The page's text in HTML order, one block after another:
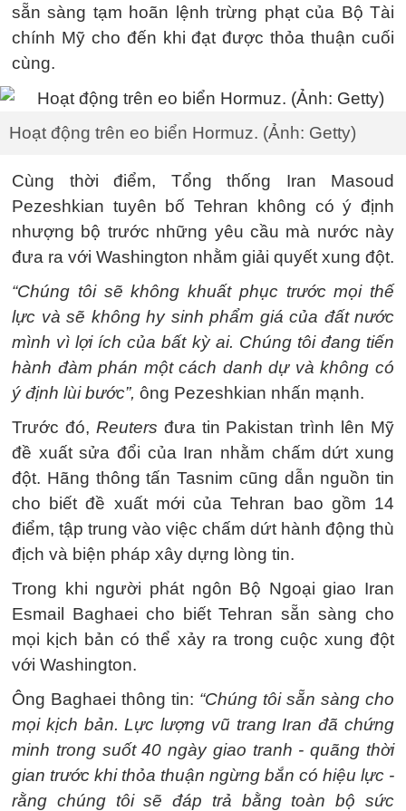
sẵn sàng tạm hoãn lệnh trừng phạt của Bộ Tài
chính Mỹ cho đến khi đạt được thỏa thuận cuối
cùng.
Hoạt động trên eo biển Hormuz. (Ảnh: Getty)
Cùng thời điểm, Tổng thống Iran Masoud
Pezeshkian tuyên bố Tehran không có ý định
nhượng bộ trước những yêu cầu mà nước này
đưa ra với Washington nhằm giải quyết xung đột.
“Chúng tôi sẽ không khuất phục trước mọi thế
lực và sẽ không hy sinh phẩm giá của đất nước
mình vì lợi ích của bất kỳ ai. Chúng tôi đang tiến
hành đàm phán một cách danh dự và không có
ý định lùi bước”, ông Pezeshkian nhấn mạnh.
Trước đó, Reuters đưa tin Pakistan trình lên Mỹ
đề xuất sửa đổi của Iran nhằm chấm dứt xung
đột. Hãng thông tấn Tasnim cũng dẫn nguồn tin
cho biết đề xuất mới của Tehran bao gồm 14
điểm, tập trung vào việc chấm dứt hành động thù
địch và biện pháp xây dựng lòng tin.
Trong khi người phát ngôn Bộ Ngoại giao Iran
Esmail Baghaei cho biết Tehran sẵn sàng cho
mọi kịch bản có thể xảy ra trong cuộc xung đột
với Washington.
Ông Baghaei thông tin: “Chúng tôi sẵn sàng cho
mọi kịch bản. Lực lượng vũ trang Iran đã chứng
minh trong suốt 40 ngày giao tranh - quãng thời
gian trước khi thỏa thuận ngừng bắn có hiệu lực -
rằng chúng tôi sẽ đáp trả bằng toàn bộ sức